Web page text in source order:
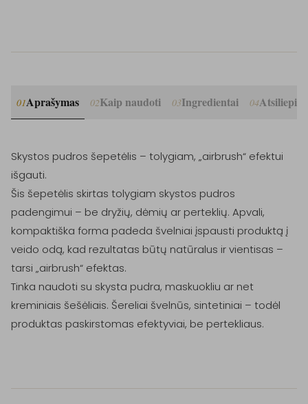
01Aprašymas 02Kaip naudoti 03Ingredientai 04
Skystos pudros šepetėlis – tolygiam, „airbrush“ efektui
išgauti.
Šis šepetėlis skirtas tolygiam skystos pudros
padengimui – be dryžių, dėmių ar perteklių. Apvali,
kompaktiška forma padeda švelniai įspausti produktą į
veido odą, kad rezultatas būtų natūralus ir vientisas –
tarsi „airbrush“ efektas.
Tinka naudoti su skysta pudra, maskuokliu ar net
kreminiais šešėliais. Šereliai švelnūs, sintetiniai – todėl
produktas paskirstomas efektyviai, be pertekliaus.